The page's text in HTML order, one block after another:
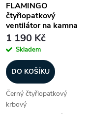
FLAMINGO
čtyřlopatkový
ventilátor na kamna
černý
1 190 Kč
Skladem
DO KOŠÍKU
Černý čtyřlopatkový
krbový